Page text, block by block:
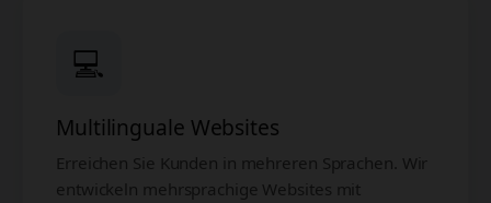
💻
Multilinguale Websites
Erreichen Sie Kunden in mehreren Sprachen. Wir
entwickeln mehrsprachige Websites mit